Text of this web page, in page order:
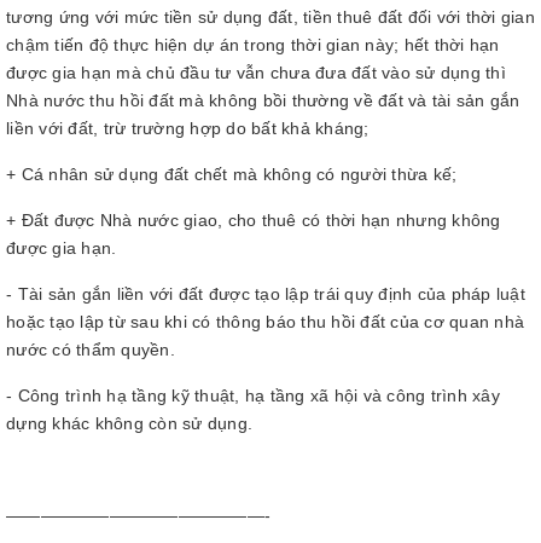
tương ứng với mức tiền sử dụng đất, tiền thuê đất đối với thời gian
chậm tiến độ thực hiện dự án trong thời gian này; hết thời hạn
được gia hạn mà chủ đầu tư vẫn chưa đưa đất vào sử dụng thì
Nhà nước thu hồi đất mà không bồi thường về đất và tài sản gắn
liền với đất, trừ trường hợp do bất khả kháng;
+ Cá nhân sử dụng đất chết mà không có người thừa kế;
+ Đất được Nhà nước giao, cho thuê có thời hạn nhưng không
được gia hạn.
- Tài sản gắn liền với đất được tạo lập trái quy định của pháp luật
hoặc tạo lập từ sau khi có thông báo thu hồi đất của cơ quan nhà
nước có thẩm quyền.
- Công trình hạ tầng kỹ thuật, hạ tầng xã hội và công trình xây
dựng khác không còn sử dụng.
———————————————-